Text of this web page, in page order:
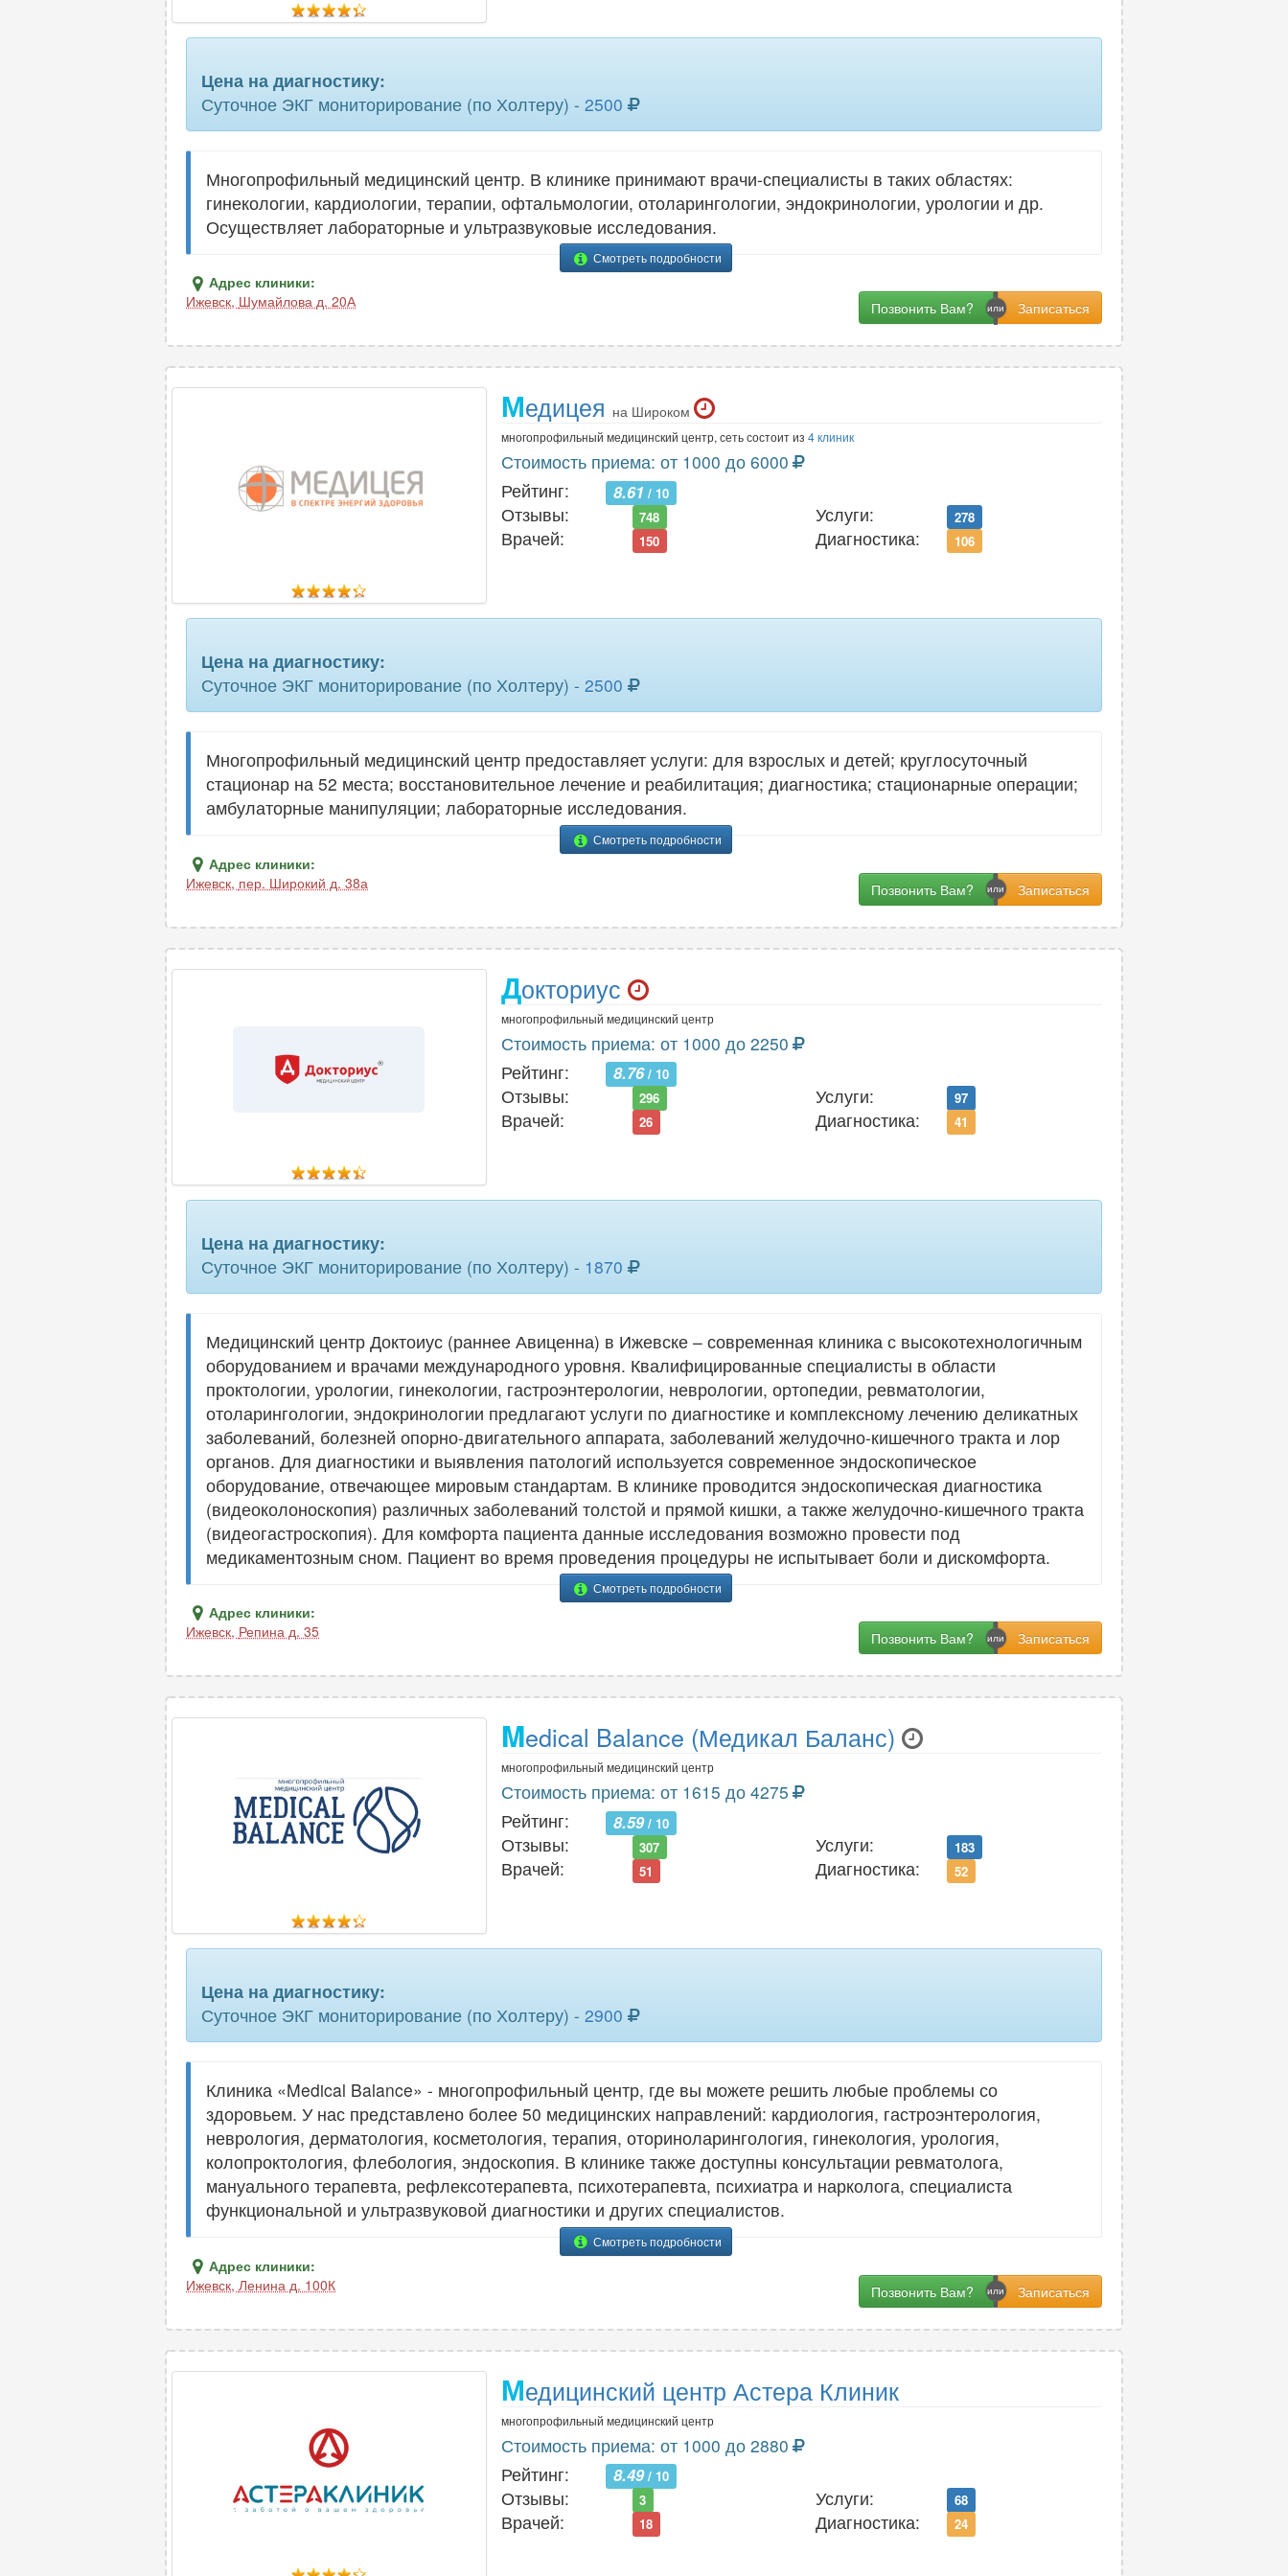
Цена на диагностику:
Суточное ЭКГ мониторирование (по Холтеру) - 2500
Многопрофильный медицинский центр. В клинике принимают врачи-специалисты в таких областях:
гинекологии, кардиологии, терапии, офтальмологии, отоларингологии, эндокринологии, урологии и др.
Осуществляет лабораторные и ультразвуковые исследования.
Смотреть подробности
Адрес клиники:
Ижевск, Шумайлова д. 20А Позвонить Вам?
Медицея на Широком
многопрофильный медицинский центр, сеть состоит из 4 клиник
Стоимость приема: от 1000 до 6000
Рейтинг:
8.61 / 10
Отзывы: 748 Услуги: 278
Врачей: 150 Диагностика: 106
Цена на диагностику:
Суточное ЭКГ мониторирование (по Холтеру) - 2500
Многопрофильный медицинский центр предоставляет услуги: для взрослых и детей; круглосуточный
стационар на 52 места; восстановительное лечение и реабилитация; диагностика; стационарные операции;
амбулаторные манипуляции; лабораторные исследования.
Смотреть подробности
Адрес клиники:
Ижевск, пер. Широкий д. 38а Позвонить Вам?
Докториус
многопрофильный медицинский центр
Стоимость приема: от 1000 до 2250
Рейтинг:
8.76/ 10
Отзывы: 296 Услуги: 97
Врачей: 26 Диагностика: 41
Цена на диагностику:
Суточное ЭКГ мониторирование (по Холтеру) - 1870
Медицинский центр Доктоиус (раннее Авиценна) в Ижевске – современная клиника с высокотехнологичным
оборудованием и врачами международного уровня. Квалифицированные специалисты в области
проктологии, урологии, гинекологии, гастроэнтерологии, неврологии, ортопедии, ревматологии,
отоларингологии, эндокринологии предлагают услуги по диагностике и комплексному лечению деликатных
заболеваний, болезней опорно-двигательного аппарата, заболеваний желудочно-кишечного тракта и лор
органов. Для диагностики и выявления патологий используется современное эндоскопическое
оборудование, отвечающее мировым стандартам. В клинике проводится эндоскопическая диагностика
(видеоколоноскопия) различных заболеваний толстой и прямой кишки, а также желудочно-кишечного тракта
(видеогастроскопия). Для комфорта пациента данные исследования возможно провести под
медикаментозным сном. Пациент во время проведения процедуры не испытывает боли и дискомфорта.
Смотреть подробности
Адрес клиники:
Ижевск, Репина д. 35 Позвонить Вам?
Medical Balance (Медикал Баланс)
многопрофильный медицинский центр
Стоимость приема: от 1615 до 4275
Рейтинг:
8.59/ 10
Отзывы: 307 Услуги: 183
Врачей: 51 Диагностика: 52
Цена на диагностику:
Суточное ЭКГ мониторирование (по Холтеру) - 2900
Клиника «Medical Balance» - многопрофильный центр, где вы можете решить любые проблемы со
здоровьем. У нас представлено более 50 медицинских направлений: кардиология, гастроэнтерология,
неврология, дерматология, косметология, терапия, оториноларингология, гинекология, урология,
колопроктология, флебология, эндоскопия. В клинике также доступны консультации ревматолога,
мануального терапевта, рефлексотерапевта, психотерапевта, психиатра и нарколога, специалиста
функциональной и ультразвуковой диагностики и других специалистов.
Смотреть подробности
Адрес клиники:
Ижевск, Ленина д. 100К Позвонить Вам?
Медицинский центр Астера Клиник
многопрофильный медицинский центр
Стоимость приема: от 1000 до 2880
Рейтинг:
8.49/ 10
Отзывы: 3 Услуги: 68
Врачей: 18 Диагностика: 24